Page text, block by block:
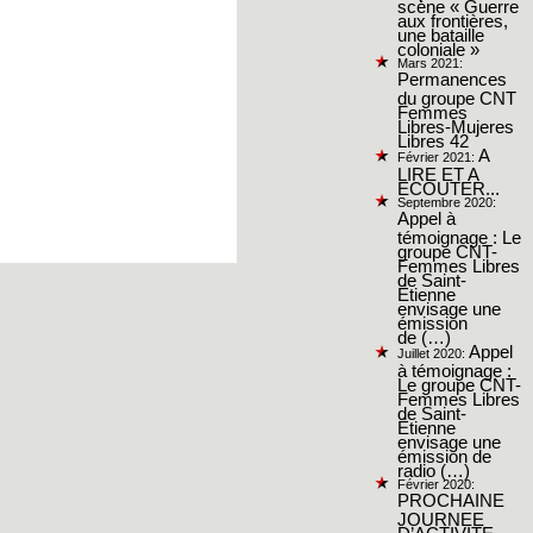
scène « Guerre
aux frontières,
une bataille
coloniale »
Mars 2021:
Permanences
du groupe CNT
Femmes
Libres-Mujeres
Libres 42
Février 2021: A
LIRE ET A
ECOUTER...
Septembre 2020:
Appel à
témoignage : Le
groupe CNT-
Femmes Libres
de Saint-
Étienne
envisage une
émission
de (…)
Juillet 2020: Appel
à témoignage :
Le groupe CNT-
Femmes Libres
de Saint-
Étienne
envisage une
émission de
radio (…)
Février 2020:
PROCHAINE
JOURNEE